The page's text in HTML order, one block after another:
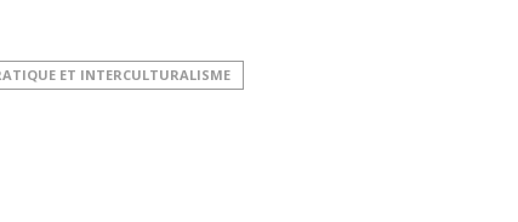
ET INTERCULTURALISME